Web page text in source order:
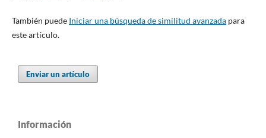
También puede Iniciar una búsqueda de similitud avanzadapara
este artículo.
Enviar un artículo
Información